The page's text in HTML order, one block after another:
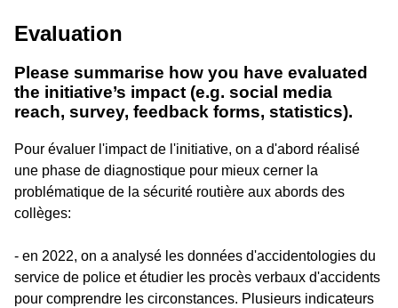
Evaluation
Please summarise how you have evaluated
the initiative’s impact (e.g. social media
reach, survey, feedback forms, statistics).
Pour évaluer l'impact de l'initiative, on a d'abord réalisé
une phase de diagnostique pour mieux cerner la
problématique de la sécurité routière aux abords des
collèges:
- en 2022, on a analysé les données d'accidentologies du
service de police et étudier les procès verbaux d'accidents
pour comprendre les circonstances. Plusieurs indicateurs